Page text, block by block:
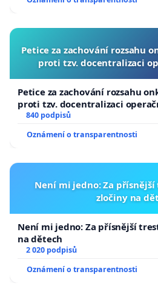
republiky
Petice za zachování rozsahu
proti tzv. docentralizaci
Petice za zachování rozsahu
proti tzv. docentralizaci
840 podpisů
Oznámení o transparentnosti
Není mi jedno: Za
zločiny na
Není mi jedno: Za přísnější
na dětech
2 020 podpisů
Oznámení o transparentnosti